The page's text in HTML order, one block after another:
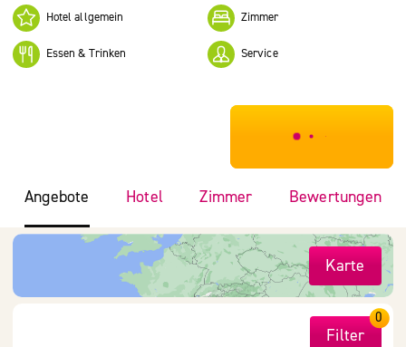
Hotel allgemein Zimmer
Essen & Trinken Service
***************
Angebote Hotel Zimmer Bewertungen
Karte
Filter
0